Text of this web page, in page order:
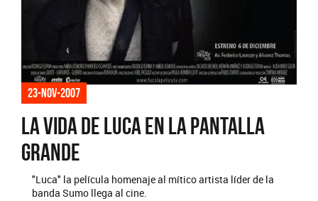
23-nov-2007
La vida de Luca en la pantalla
grande
"Luca" la película homenaje al mítico artista líder de la
banda Sumo llega al cine.